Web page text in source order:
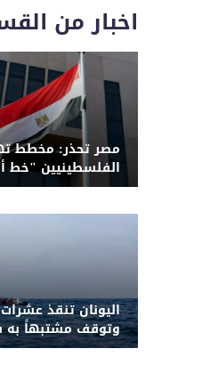
اخبار من
مصر تحذر: مخطط
الفلسطينيين "خط
رفضه
اليونان تنقذ
وتوقف مشتبهاً